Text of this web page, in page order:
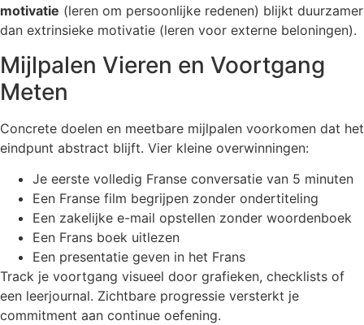
motivatie (leren om persoonlijke redenen) blijkt duurzamer
dan extrinsieke motivatie (leren voor externe beloningen).
Mijlpalen Vieren en Voortgang
Meten
Concrete doelen en meetbare mijlpalen voorkomen dat het
eindpunt abstract blijft. Vier kleine overwinningen:
Je eerste volledig Franse conversatie van 5 minuten
Een Franse film begrijpen zonder ondertiteling
Een zakelijke e-mail opstellen zonder woordenboek
Een Frans boek uitlezen
Een presentatie geven in het Frans
Track je voortgang visueel door grafieken, checklists of
een leerjournal. Zichtbare progressie versterkt je
commitment aan continue oefening.